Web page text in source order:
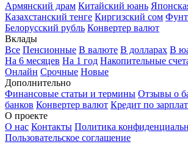
Армянский драм Китайский юань
Казахстанский тенге Киргизский сом Фунт
Белорусский рубль Конвертер валют
Вклады
Все Пенсионные В валюте В долларах В
На 6 месяцев На 1 год Накопительные
Онлайн Срочные Новые
Дополнительно
Финансовые статьи и термины Отзывы о
банков Конвертер валют Кредит по
О проекте
О нас Контакты Политика
Пользовательское соглашение